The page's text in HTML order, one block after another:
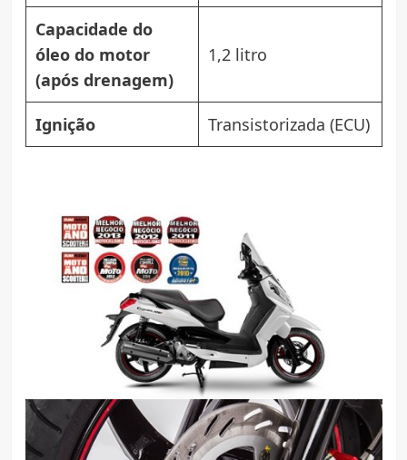
Capacidade do
óleo do motor
(após drenagem)
1,2 litro
Ignição Transistorizada (ECU)